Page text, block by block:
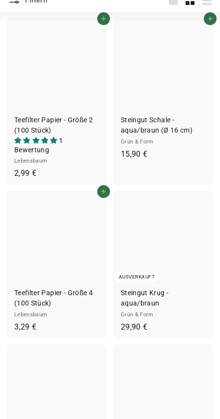
In den Einkaufswagen legen
Teefilter Papier - Größe 2
(100 Stück)
1
Bewertung
Lebensbaum
2,99 €2
In den Einkaufswagen legen
Steingut Schale -
aqua/braun (Ø 16 cm)
Grün & Form
15,90 €1
In den Einkaufswagen legen
Teefilter Papier - Größe 4
(100 Stück)
Lebensbaum
3,29 €3
AUSVERKAUFT
Steingut Krug -
aqua/braun
Grün & Form
29,90 €2